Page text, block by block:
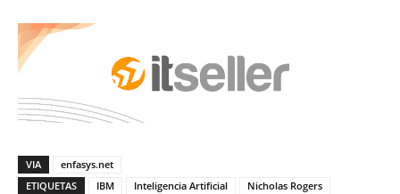
VIA
enfasys.net
ETIQUETAS
IBM Inteligencia Artificial
Nicholas Rogers